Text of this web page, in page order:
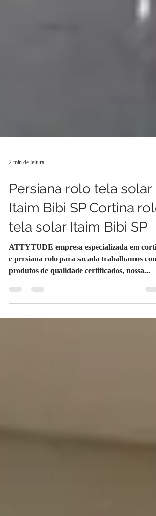
2 min de leitura
Persiana rolo tela solar
Itaim Bibi SP Cortina rolo
tela solar Itaim Bibi SP
ATTYTUDE empresa especializada em